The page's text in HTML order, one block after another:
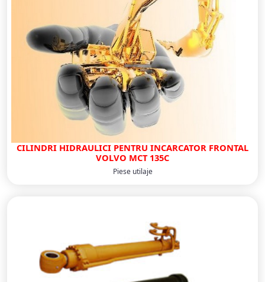
CILINDRI HIDRAULICI PENTRU INCARCATOR FRONTAL
VOLVO MCT 135C
Piese utilaje